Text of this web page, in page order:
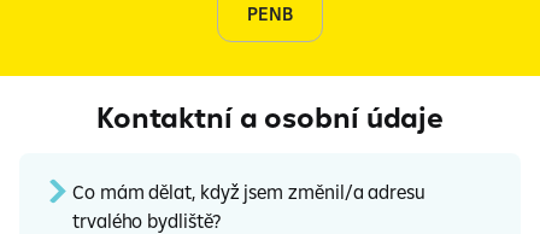
PENB
Kontaktní a osobní údaje
Co mám dělat, když jsem změnil/a adresu
trvalého bydliště?